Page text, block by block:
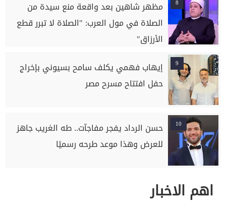
8
مظهر شاهين بعد واقعة منع سيدة من
الصلاة في مول العرب: "الصلاة لا تبرر قطع
الأرزاق"
9
إيهاب فهمي يكلف سامح بسيوني بإخراج
حفل افتتاح مسرح مصر
10
حسن الرداد يفجر مفاجآت.. طه الغريب جاهز
للعرض وهذا موعد طرحه رسميًا
اهم الاخبار